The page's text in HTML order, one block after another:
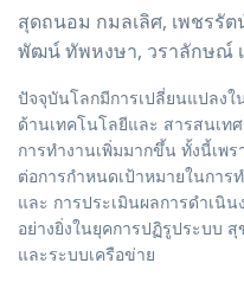
สุดถนอม กมลเลิศ, เพชรรั
พัฒน์ ทัพหงษา, วราลักษณ์
ปัจจุบันโลกมีการเปลี่ยนแปลงใ
ด้านเทคโนโลยีและ สารสนเ
การทำงานเพิ่มมากขึ้น ทั้งนี้เพ
ต่อการกำหนดเป้าหมายในกา
และ การประเมินผลการดำเนิ
อย่างยิ่งในยุคการปฏิรูประบบ
และระบบเครือข่าย